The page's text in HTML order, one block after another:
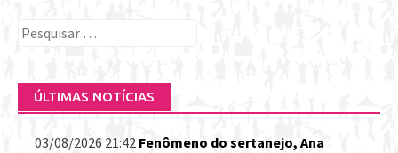
Pesquisar
ÚLTIMAS NOTÍCIAS
03/08/2026 21:42 Fenômeno do sertanejo, Ana